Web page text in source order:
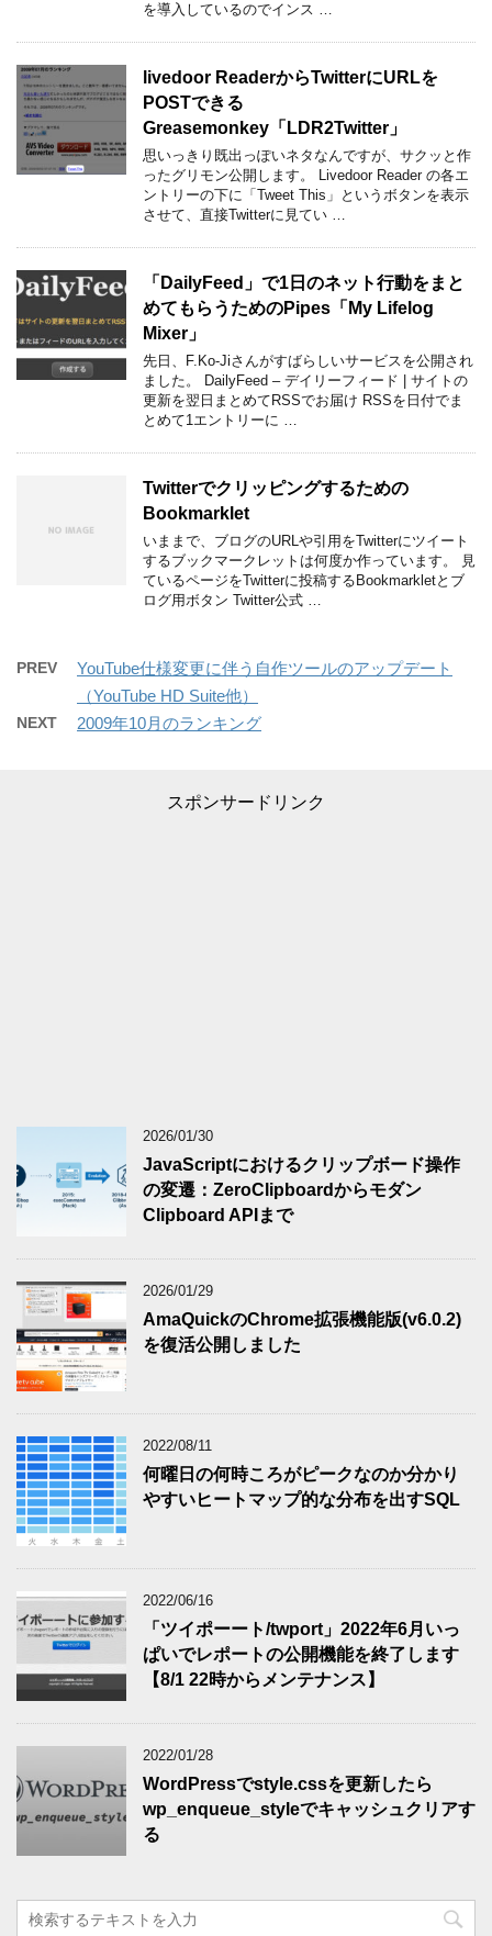
を導入しているのでインス …
livedoor ReaderからTwitterにURLを
POSTできる
Greasemonkey「LDR2Twitter」
思いっきり既出っぽいネタなんですが、サクッと作
ったグリモン公開します。 Livedoor Reader の各エ
ントリーの下に「Tweet This」というボタンを表示
させて、直接Twitterに見てい …
「DailyFeed」で1日のネット行動をまと
めてもらうためのPipes「My Lifelog
Mixer」
先日、F.Ko-Jiさんがすばらしいサービスを公開され
ました。 DailyFeed – デイリーフィード | サイトの
更新を翌日まとめてRSSでお届け RSSを日付でま
とめて1エントリーに …
Twitterでクリッピングするための
Bookmarklet
いままで、ブログのURLや引用をTwitterにツイート
するブックマークレットは何度か作っています。 見
ているページをTwitterに投稿するBookmarkletとブ
ログ用ボタン Twitter公式 …
PREV
YouTube仕様変更に伴う自作ツールのアップデート
（YouTube HD Suite他）
NEXT 2009年10月のランキング
スポンサードリンク
2026/01/30
JavaScriptにおけるクリップボード操作
の変遷：ZeroClipboardからモダン
Clipboard APIまで
2026/01/29
AmaQuickのChrome拡張機能版(v6.0.2)
を復活公開しました
2022/08/11
何曜日の何時ころがピークなのか分かり
やすいヒートマップ的な分布を出すSQL
2022/06/16
「ツイポーート/twport」2022年6月いっ
ぱいでレポートの公開機能を終了します
【8/1 22時からメンテナンス】
2022/01/28
WordPressでstyle.cssを更新したら
wp_enqueue_styleでキャッシュクリアす
る